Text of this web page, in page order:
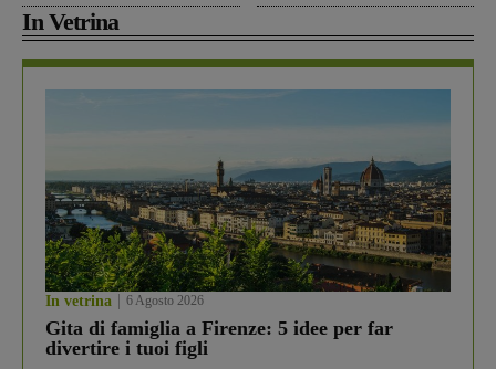
In Vetrina
In vetrina 6 Agosto 2026
Gita di famiglia a Firenze: 5 idee per far
divertire i tuoi figli